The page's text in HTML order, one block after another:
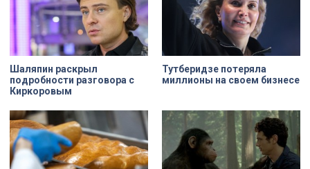
Шаляпин раскрыл
подробности разговора с
Киркоровым
Тутберидзе потеряла
миллионы на своем бизнесе